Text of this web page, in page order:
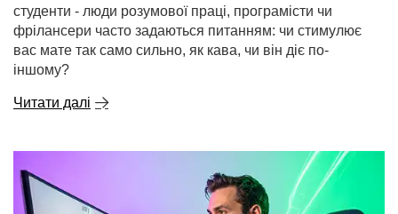
студенти - люди розумової праці, програмісти чи
фрілансери часто задаються питанням: чи стимулює
вас мате так само сильно, як кава, чи він діє по-
іншому?
Читати далі